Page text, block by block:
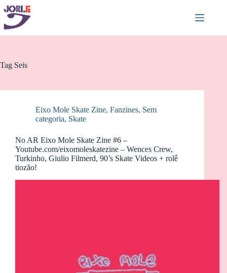
Pular
para
conteúdo
Tag Seis
Eixo Mole Skate Zine, Fanzines, Sem
categoria, Skate
No AR Eixo Mole Skate Zine #6 –
Youtube.com/eixomoleskatezine – Wences Crew,
Turkinho, Giulio Filmerd, 90’s Skate Videos + rolê
tiozão!